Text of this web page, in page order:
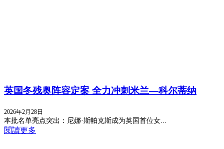
英国冬残奥阵容定案 全力冲刺米兰—科尔蒂纳
2026年2月28日
本批名单亮点突出：尼娜·斯帕克斯成为英国首位女...
閱讀更多